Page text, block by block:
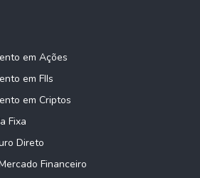
0,00%
0,00%
em Ações
em FIIs
em Criptos
Fixa
Direto
Financeiro